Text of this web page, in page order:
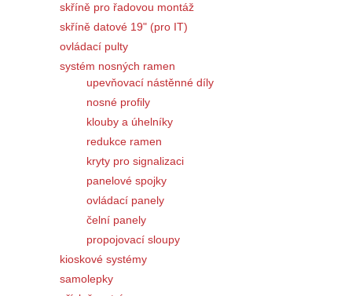
skříně pro řadovou montáž
skříně datové 19" (pro IT)
ovládací pulty
systém nosných ramen
upevňovací nástěnné díly
nosné profily
klouby a úhelníky
redukce ramen
kryty pro signalizaci
panelové spojky
ovládací panely
čelní panely
propojovací sloupy
kioskové systémy
samolepky